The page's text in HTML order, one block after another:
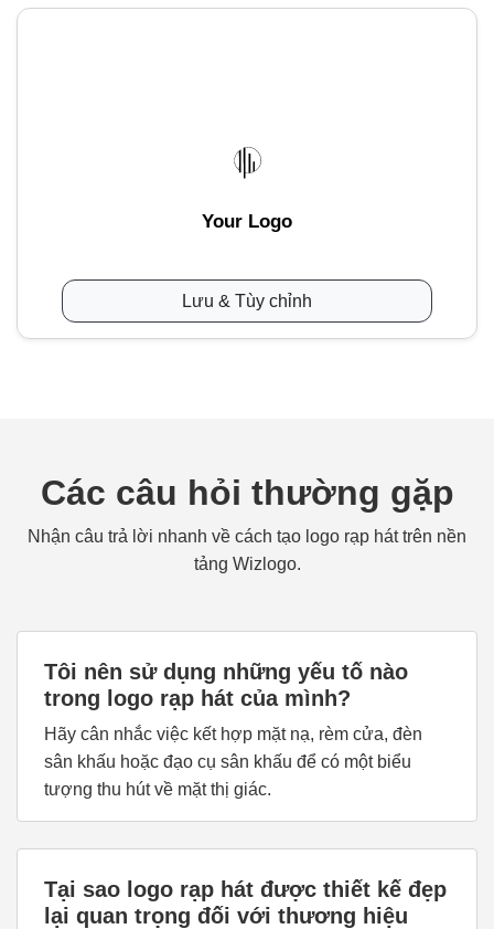
Your Logo
Lưu & Tùy chỉnh
Các câu hỏi thường gặp
Nhận câu trả lời nhanh về cách tạo logo rạp hát trên nền
tảng Wizlogo.
Tôi nên sử dụng những yếu tố nào
trong logo rạp hát của mình?
Hãy cân nhắc việc kết hợp mặt nạ, rèm cửa, đèn
sân khấu hoặc đạo cụ sân khấu để có một biểu
tượng thu hút về mặt thị giác.
Tại sao logo rạp hát được thiết kế đẹp
lại quan trọng đối với thương hiệu